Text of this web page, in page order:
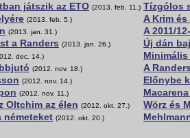
játszik az ETO (2013. feb. 11.)
(2013. feb. 5.)
(2013. jan. 31.)
a Randers (2013. jan. 26.)
dec. 14.)
(2012. nov. 18.)
(2012. nov. 14.)
(2012. nov. 11.)
Oltchim az élen (2012. okt. 27.)
németeket (2012. okt. 20.)
Tízgólos
A Krim
A 2011/
Új dán
A
Előnybe
Wörz és